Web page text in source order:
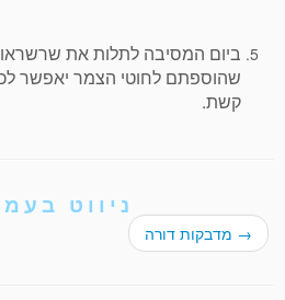
ביום המסיבה לתלות את
שהוספתם לחוטי הצמר יאפשר
קשת.
ניווט
→ מדבקות דורה